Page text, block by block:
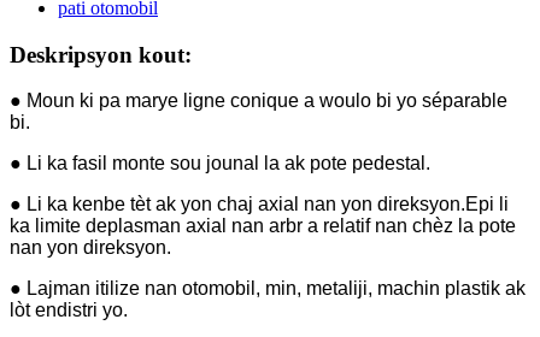
Deskripsyon kout:
● Moun ki pa marye ligne conique a woulo bi yo séparable
bi.
● Li ka fasil monte sou jounal la ak pote pedestal.
● Li ka kenbe tèt ak yon chaj axial nan yon direksyon.Epi li
ka limite deplasman axial nan arbr a relatif nan chèz la pote
nan yon direksyon.
● Lajman itilize nan otomobil, min, metaliji, machin plastik ak
lòt endistri yo.